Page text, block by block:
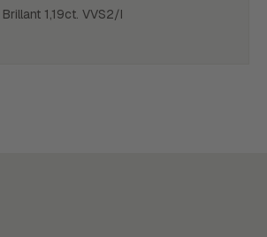
Brillant 1,19ct. VVS2/I